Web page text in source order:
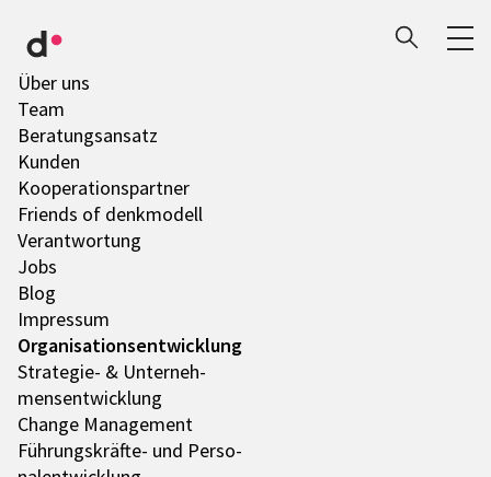
Über uns
Team
Bera­tungs­an­satz
Kunden
Koope­ra­ti­ons­part­ner
Friends of denk­mo­dell
Verant­wor­tung
Jobs
Blog
Impres­sum
Orga­ni­sa­ti­ons­ent­wick­lung
Stra­te­gie- & Unter­neh­
mens­ent­wick­lung
Change Manage­ment
Führungs­­­kräfte- und Perso­